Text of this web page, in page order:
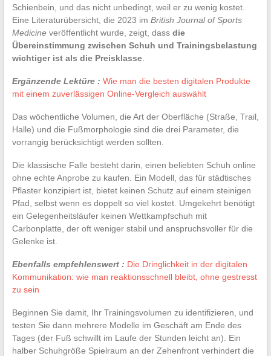
Schienbein, und das nicht unbedingt, weil er zu wenig kostet.
Eine Literaturübersicht, die 2023 im British Journal of Sports
Medicineveröffentlicht wurde, zeigt, dass die
Übereinstimmung zwischen Schuh und Trainingsbelastung
wichtiger ist als die Preisklasse.
Ergänzende Lektüre : Wie man die besten digitalen Produkte
mit einem zuverlässigen Online-Vergleich auswählt
Das wöchentliche Volumen, die Art der Oberfläche (Straße, Trail,
Halle) und die Fußmorphologie sind die drei Parameter, die
vorrangig berücksichtigt werden sollten.
Die klassische Falle besteht darin, einen beliebten Schuh online
ohne echte Anprobe zu kaufen. Ein Modell, das für städtisches
Pflaster konzipiert ist, bietet keinen Schutz auf einem steinigen
Pfad, selbst wenn es doppelt so viel kostet. Umgekehrt benötigt
ein Gelegenheitsläufer keinen Wettkampfschuh mit
Carbonplatte, der oft weniger stabil und anspruchsvoller für die
Gelenke ist.
Ebenfalls empfehlenswert : Die Dringlichkeit in der digitalen
Kommunikation: wie man reaktionsschnell bleibt, ohne gestresst
zu sein
Beginnen Sie damit, Ihr Trainingsvolumen zu identifizieren, und
testen Sie dann mehrere Modelle im Geschäft am Ende des
Tages (der Fuß schwillt im Laufe der Stunden leicht an). Ein
halber Schuhgröße Spielraum an der Zehenfront verhindert die